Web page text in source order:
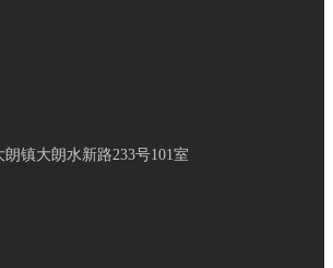
镇大朗水新路233号101室